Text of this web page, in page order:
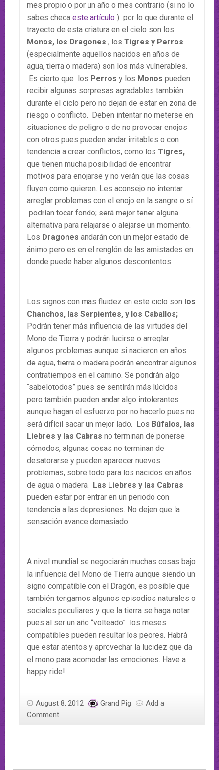
mes propio o por un año o mes contrario (si no lo
sabes checa este artículo ) por lo que durante el
trayecto de esta criatura en el cielo son los
Monos, los Dragones , los Tigres y Perros
(especialmente aquellos nacidos en años de
agua, tierra o madera) son los más vulnerables.
Es cierto que los Perros y los Monos pueden
recibir algunas sorpresas agradables también
durante el ciclo pero no dejan de estar en zona de
riesgo o conflicto. Deben intentar no meterse en
situaciones de peligro o de no provocar enojos
con otros pues pueden andar irritables o con
tendencia a crear conflictos, como los Tigres,
que tienen mucha posibilidad de encontrar
motivos para enojarse y no verán que las cosas
fluyen como quieren. Les aconsejo no intentar
arreglar problemas con el enojo en la sangre o sí
podrían tocar fondo; será mejor tener alguna
alternativa para relajarse o alejarse un momento.
Los Dragones andarán con un mejor estado de
ánimo pero es en el renglón de las amistades en
donde puede haber algunos descontentos.
Los signos con más fluidez en este ciclo son los
Chanchos, las Serpientes, y los Caballos;
Podrán tener más influencia de las virtudes del
Mono de Tierra y podrán lucirse o arreglar
algunos problemas aunque si nacieron en años
de agua, tierra o madera podrán encontrar algunos
contratiempos en el camino. Se pondrán algo
“sabelotodos” pues se sentirán más lúcidos
pero también pueden andar algo intolerantes
aunque hagan el esfuerzo por no hacerlo pues no
será difícil sacar un mejor lado. Los Búfalos, las
Liebres y las Cabras no terminan de ponerse
cómodos, algunas cosas no terminan de
desatorarse y pueden aparecer nuevos
problemas, sobre todo para los nacidos en años
de agua o madera.
Las Liebres y las Cabras
pueden estar por entrar en un periodo con
tendencia a las depresiones. No dejen que la
sensación avance demasiado.
A nivel mundial se negociarán muchas cosas bajo
la influencia del Mono de Tierra aunque siendo un
signo compatible con el Dragón, es posible que
también tengamos algunos episodios naturales o
sociales peculiares y que la tierra se haga notar
pues al ser un año “volteado” los meses
compatibles pueden resultar los peores. Habrá
que estar atentos y aprovechar la lucidez que da
el mono para acomodar las emociones. Have a
happy ride!
August 8, 2012 Grand Pig
Add a
Comment